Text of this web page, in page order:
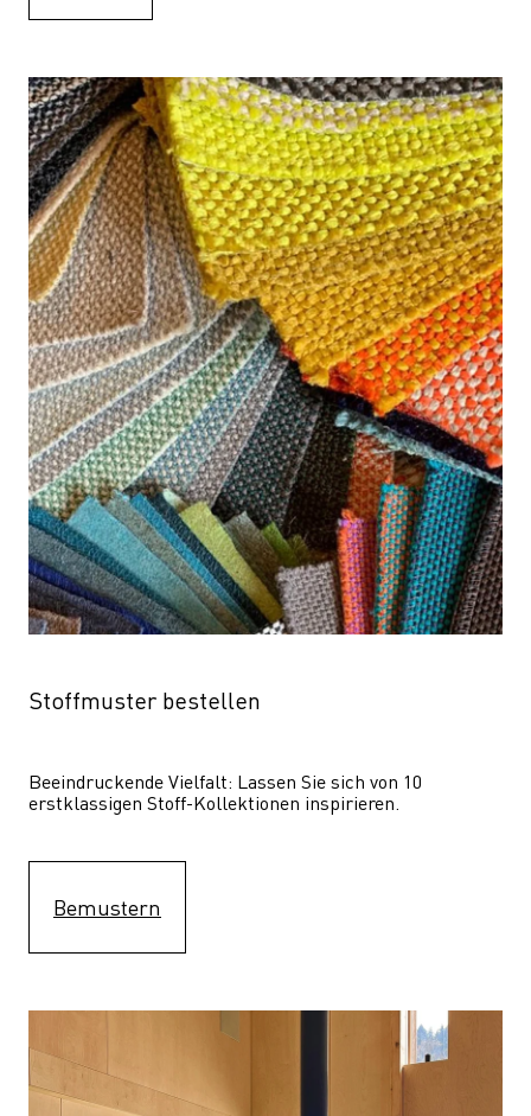
Stoffmuster bestellen
Beeindruckende Vielfalt: Lassen Sie sich von 10
erstklassigen Stoff-Kollektionen inspirieren.
Bemustern